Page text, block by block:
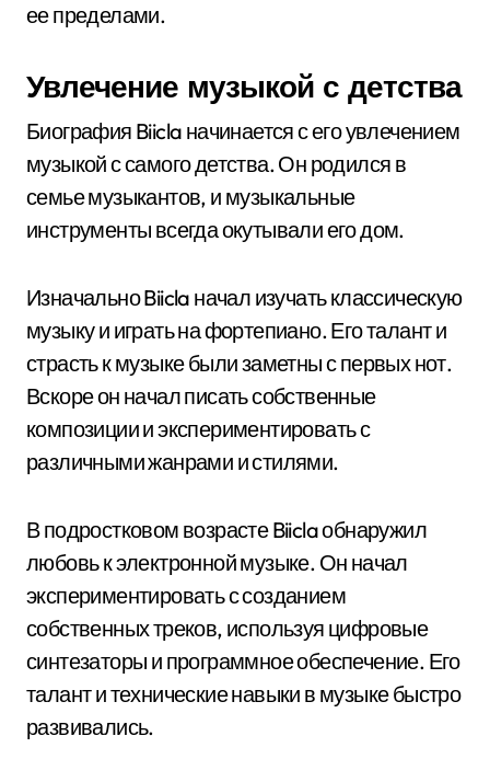
ее пределами.
Увлечение музыкой с детства
Биография Biicla начинается с его увлечением
музыкой с самого детства. Он родился в
семье музыкантов, и музыкальные
инструменты всегда окутывали его дом.
Изначально Biicla начал изучать классическую
музыку и играть на фортепиано. Его талант и
страсть к музыке были заметны с первых нот.
Вскоре он начал писать собственные
композиции и экспериментировать с
различными жанрами и стилями.
В подростковом возрасте Biicla обнаружил
любовь к электронной музыке. Он начал
экспериментировать с созданием
собственных треков, используя цифровые
синтезаторы и программное обеспечение. Его
талант и технические навыки в музыке быстро
развивались.